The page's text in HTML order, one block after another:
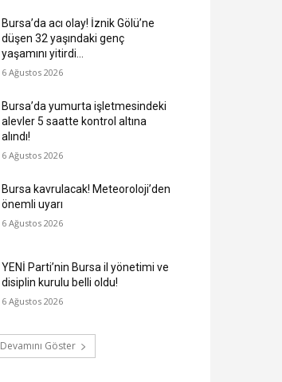
Bursa’da acı olay! İznik Gölü’ne
düşen 32 yaşındaki genç
yaşamını yitirdi…
6 Ağustos 2026
Bursa’da yumurta işletmesindeki
alevler 5 saatte kontrol altına
alındı!
6 Ağustos 2026
Bursa kavrulacak! Meteoroloji’den
önemli uyarı
6 Ağustos 2026
YENİ Parti’nin Bursa il yönetimi ve
disiplin kurulu belli oldu!
6 Ağustos 2026
Devamını Göster